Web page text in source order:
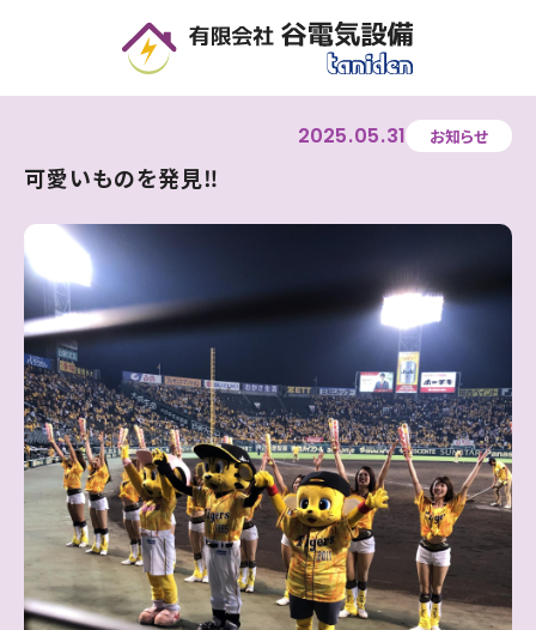
可愛いものを発見‼
2025 05 31 お知らせ